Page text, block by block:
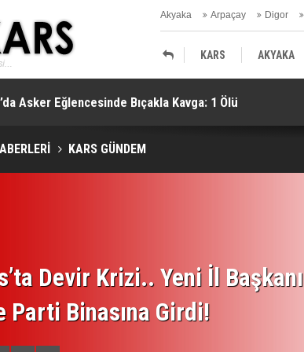
Akyaka Arpaçay Digor
Kars Gündem
KARS AKYAKA
SELİM
Asker Eğlencesinde Bıçakla Kavga: 1 Ölü
KARS GÜNDEM
Devir Krizi.. Yeni İl Başkanı
Parti Binasına Girdi!